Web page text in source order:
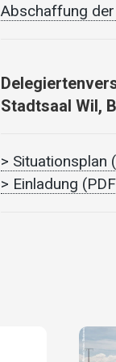
Abschaffung
Stadtsaal Wil,
> Situationsplan
> Einladung